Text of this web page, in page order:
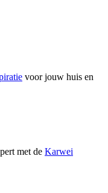
voor jouw huis en
met de Karwei